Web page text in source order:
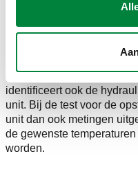
energiemeters, voor een
Installateur Future Clima
optimalisering van het
uit. Dat gebeurde in
van het softwarepakket
identificeert ook de
unit. Bij de test voor de
unit dan ook metingen
de gewenste
worden.